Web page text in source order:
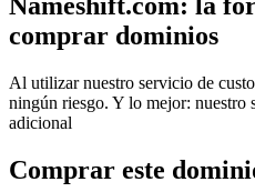
comprar dominios
Al utilizar nuestro servicio de
ningún riesgo. Y lo mejor: nuestro
adicional
Comprar este